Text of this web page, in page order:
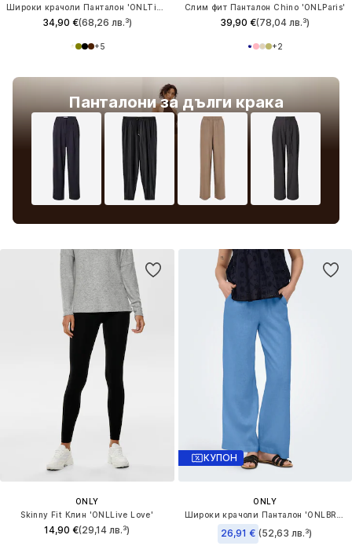
34,90 €(68,26 лв.³)
+5
Панталони за дълги крака
Слим фит Панталон Chino 'ONLParis'
39,90 €(78,04 лв.³)
+2
ONLY
Skinny Fit Клин 'ONLLive Love'
14,90 €(29,14 лв.³)
КУПОН
ONLY
26,91 € (52,63 лв.³)